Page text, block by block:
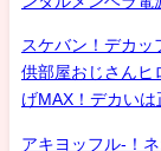
スケバン！デカ
供部屋おじさんヒ
げMAX！デカい
アキヨッフル-！